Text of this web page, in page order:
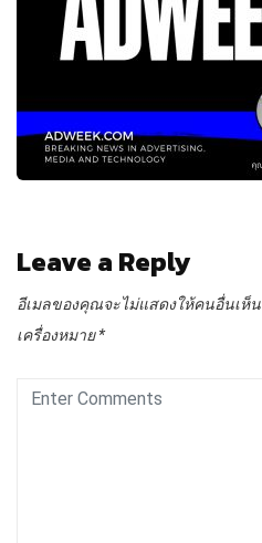
Leave a Reply
อีเมลของคุณจะไม่แสดงให้คนอื่นเห็น
เครื่องหมาย*